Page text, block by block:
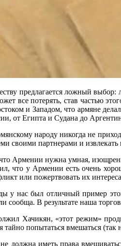
предлагается ложный
все потерять, став частью
и Западом, что армяне
от Египта и Судана до
народу никогда не
своими партнерами и извлекать
Армении нужна умная,
что у Армении есть очень
или пожертвовать их
у нас был отличный пример
сообща. В результате наша
Хачикян, «этот режим»
тайно попытаться вмешаться
должна иметь права